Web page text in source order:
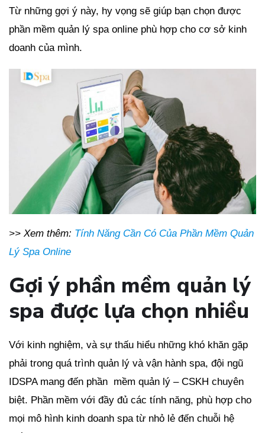
Từ những gợi ý này, hy vọng sẽ giúp bạn chọn được
phần mềm quản lý spa online phù hợp cho cơ sở kinh
doanh của mình.
>> Xem thêm: Tính Năng Cần Có Của Phần Mềm Quản
Lý Spa Online
Gợi ý phần mềm quản lý
spa được lựa chọn nhiều
Với kinh nghiệm, và sự thấu hiểu những khó khăn gặp
phải trong quá trình quản lý và vận hành spa, đội ngũ
IDSPA mang đến phần mềm quản lý – CSKH chuyên
biệt. Phần mềm với đầy đủ các tính năng, phù hợp cho
mọi mô hình kinh doanh spa từ nhỏ lẻ đến chuỗi hệ